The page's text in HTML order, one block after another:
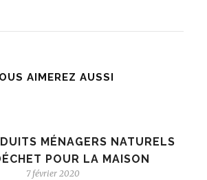
AIMEREZ AUSSI
MÉNAGERS NATURELS
POUR LA MAISON
7 février 2020